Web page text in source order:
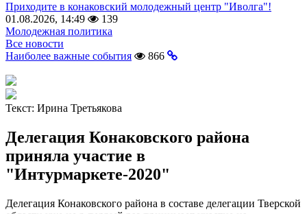
Приходите в конаковский молодежный центр "Иволга"!
01.08.2026, 14:49
139
Молодежная политика
Все новости
Наиболее важные события
866
Текст: Ирина Третьякова
Делегация Конаковского района
приняла участие в
"Интурмаркете-2020"
Делегация Конаковского района в составе делегации Тверской